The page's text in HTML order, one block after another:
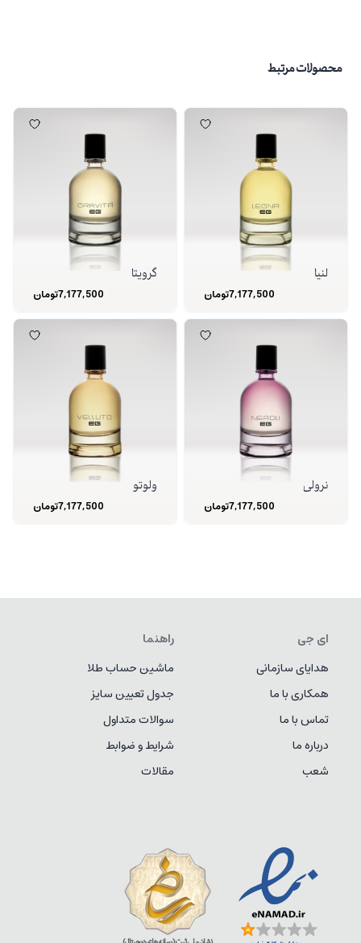
محصولات مرتبط
لنیا
7,177,500تومان
گرویتا
7,177,500تومان
نرولی
7,177,500تومان
ولوتو
7,177,500تومان
ای جی
هدایای سازمانی
همکاری با ما
تماس با ما
درباره ما
شعب
راهنما
ماشین حساب طلا
جدول تعیین سایز
سوالات متداول
شرایط و ضوابط
مقالات